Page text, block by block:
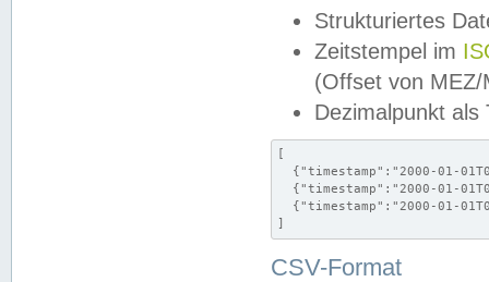
Strukturiertes
Zeitstempel im
(Offset von MEZ/
Dezimalpunkt als
[
{"timestamp":"2000-01-
{"timestamp":"2000-01-
{"timestamp":"2000-01-
]
CSV-Format